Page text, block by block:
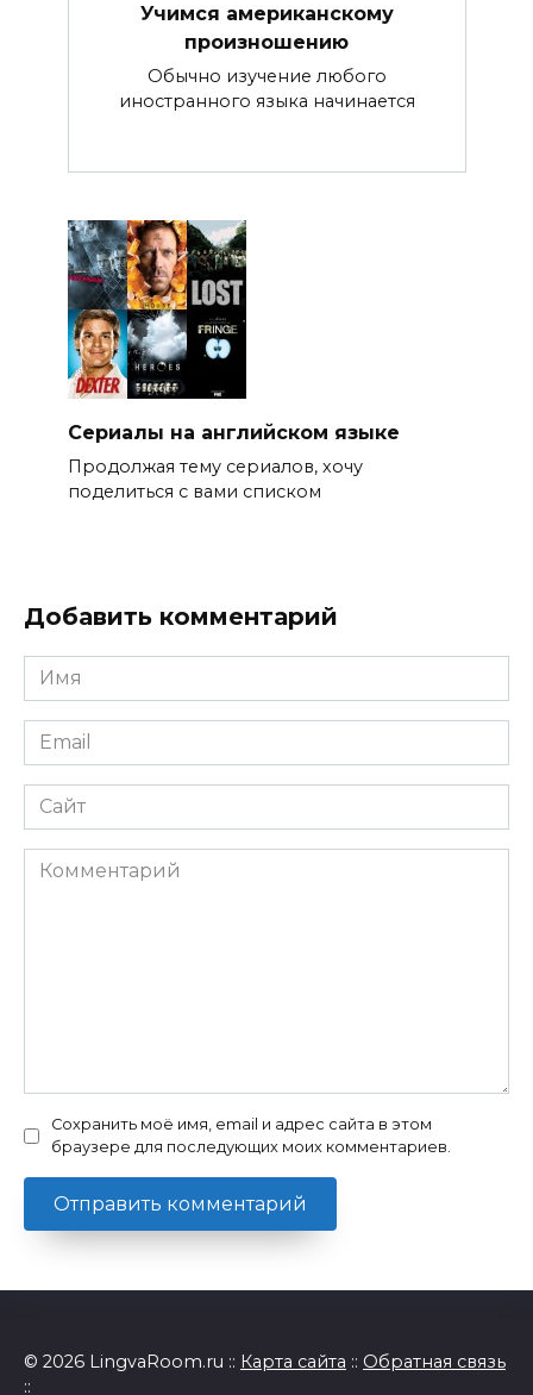
Учимся американскому
произношению
Обычно изучение любого
иностранного языка начинается
Сериалы на английском языке
Продолжая тему сериалов, хочу
поделиться с вами списком
Добавить комментарий
Имя
*
Email
*
Сайт
Комментарий
Сохранить моё имя, email и адрес сайта в этом
браузере для последующих моих комментариев.
© 2026 LingvaRoom.ru :: Карта сайта :: Обратная связь
::